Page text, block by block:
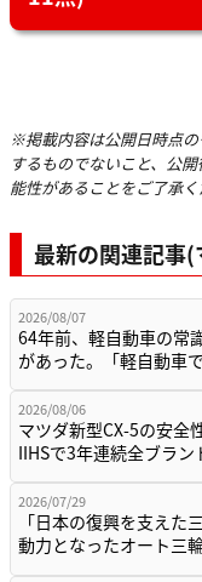
※掲載内容は公開日時点
するものでないこと、公
能性があることをご了承く
最新の関連記事(
2026/08/07
64年前、軽自動車の常
があった。「軽自動車
2026/08/06
マツダ新型CX-5の安全
IIHSで3年連続全ブラ
2026/07/29
「日本の復興を支えた
動力となったオート三